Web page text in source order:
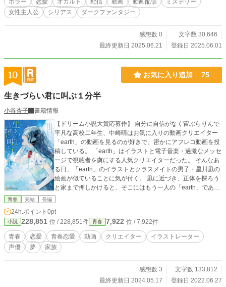
https://novelgame.jp/games/show/7253
ホラー 恋愛 オカルト 配信 動画 動画配信
ミステリー
女性主人公
シリアス ダークファンタジー
感想数 0
文字数 30,646
最終更新日 2025.06.21
登録日 2025.06.01
10 お気に入り追加 75
生きづらい君に叫ぶ１分半
小谷杏子
書籍情報
【ドリーム小説大賞応募作】 自分に自信がなく宙ぶらりんで
平凡な高校二年生、中崎晴はお気に入りの動画クリエイター
「earth」の動画を見るのが好きで、密かにアフレコ動画を投
稿している。 「earth」はイラストと電子音楽・過激なメッセ
ージで視聴者を虜にする人気クリエイターだった。 そんなあ
る日、「earth」のイラストとクラスメイトの男子・星川凪の
絵画が似ていることに気が付く。 凪に近づき、正体を探ろう
と家まで押しかけると、そこにはもう一人の「earth」である
蓮見芯太がいた。 イラスト担当の凪、動画担当の芯太。二人
声を吹き込む覆面声優に抜擢された。 天才的な凪と、天才に
憧れる芯太。二人が秘める思いを知っていき、晴も自信を持
ち、諦めていた夢を思い出す。 がむしゃらな夢と苦い青春を
詰め込んだ物語です。応援よろしくお願いします。
青春 完結 長編
24h.ポイント 0pt
小説 228,851 位 / 228,851件 青春 7,922 位 / 7,922件
青春 恋愛 青春恋愛 動画 クリエイター
イラストレーター
声優
夢 家族
感想数 3
文字数 133,812
最終更新日 2024.05.17
登録日 2022.06.27